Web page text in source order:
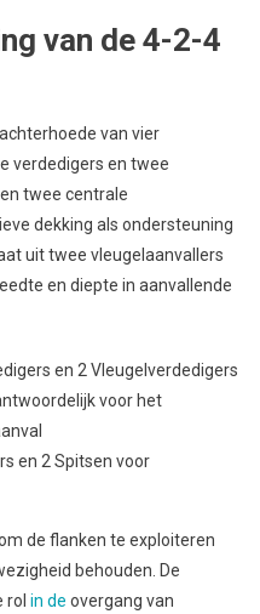
van de 4-2-4
van vier
verdedigers en twee
twee centrale
dekking als ondersteuning
uit twee vleugelaanvallers
en diepte in aanvallende
en 2 Vleugelverdedigers
voor het
en 2 Spitsen voor
de flanken te exploiteren
behouden. De
in de overgang van